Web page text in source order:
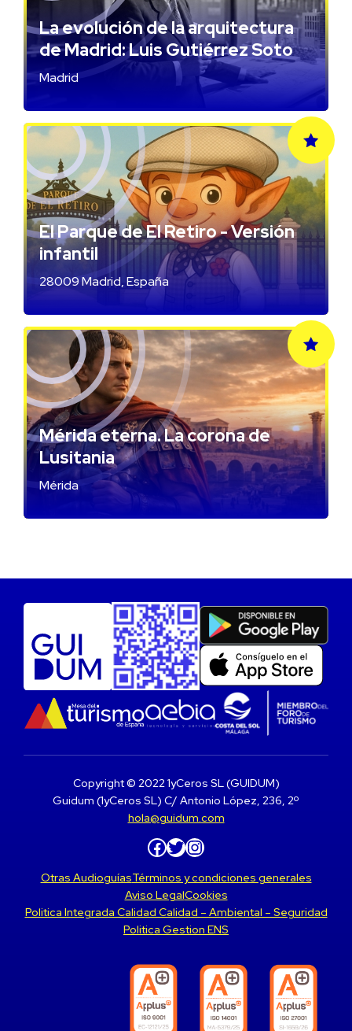
La evolución de la arquitectura
de Madrid: Luis Gutiérrez Soto
Madrid
El Parque de El Retiro - Versión
infantil
28009 Madrid, España
Mérida eterna. La corona de
Lusitania
Mérida
Copyright © 2022 1yCeros SL (GUIDUM)
Guidum (1yCeros SL) C/ Antonio López, 236, 2º
hola@guidum.com
Facebook Twitter Instagram
Otras AudioguíasTérminos y condiciones generales
Aviso LegalCookies
Politica Integrada Calidad Calidad – Ambiental – Seguridad
Politica Gestion ENS